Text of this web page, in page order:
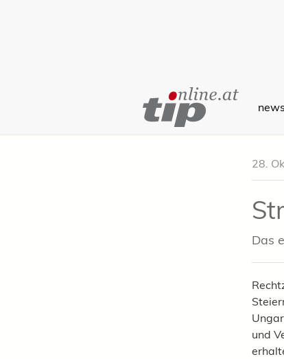
Content
news
28.
Das
und